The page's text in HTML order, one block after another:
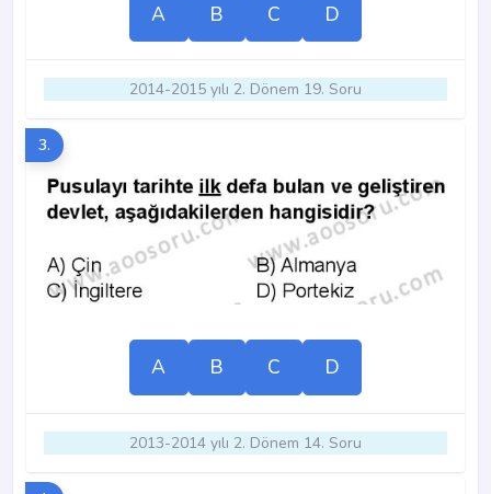
A B C D
2014-2015 yılı 2. Dönem 19. Soru
3.
A B C D
2013-2014 yılı 2. Dönem 14. Soru